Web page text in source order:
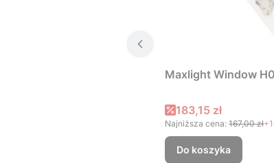
Maxlight Window
Cena promocyjna
183,15 zł
Najniższa cena: 167,00 zł
Do koszyka